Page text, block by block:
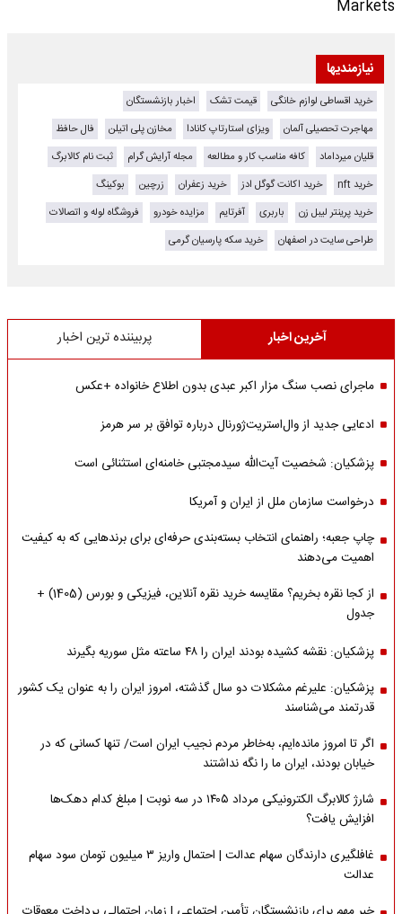
Markets
نیازمندیها
خرید اقساطی لوازم خانگی قیمت تشک
اخبار بازنشستگان
مهاجرت تحصیلی آلمان
ویزای استارتاپ کانادا مخازن پلی اتیلن
فال حافظ
قلیان میرداماد
کافه مناسب کار و مطالعه مجله آرایش گرام
ثبت نام کالابرگ
خرید nft
خرید اکانت گوگل ادز خرید زعفران زرچین
بوکینگ
خرید پرینتر لیبل زن
باربری آفرتایم مزایده خودرو
فروشگاه لوله و اتصالات
طراحی سایت در اصفهان
خرید سکه پارسیان گرمی
آخرین اخبار پربیننده ترین اخبار
ماجرای نصب سنگ مزار اکبر عبدی بدون اطلاع خانواده +عکس
ادعایی جدید از وال‌استریت‌ژورنال درباره توافق بر سر هرمز
پزشکیان: شخصیت آیت‌الله سیدمجتبی خامنه‌ای استثنائی است
درخواست سازمان ملل از ایران و آمریکا
چاپ جعبه؛ راهنمای انتخاب بسته‌بندی حرفه‌ای برای برندهایی که به کیفیت
اهمیت می‌دهند
از کجا نقره بخریم؟ مقایسه خرید نقره آنلاین، فیزیکی و بورس (1405) +
جدول
پزشکیان: نقشه کشیده بودند ایران را ۴۸ ساعته مثل سوریه بگیرند
پزشکیان: علیرغم مشکلات دو سال گذشته، امروز ایران را به عنوان یک کشور
قدرتمند می‌شناسند
اگر تا امروز مانده‌ایم، به‌خاطر مردم نجیب ایران است/ تنها کسانی که در
خیابان بودند، ایران ما را نگه نداشتند
شارژ کالابرگ الکترونیکی مرداد ۱۴۰۵ در سه نوبت | مبلغ کدام دهک‌ها
افزایش یافت؟
غافلگیری دارندگان سهام عدالت | احتمال واریز ۳ میلیون تومان سود سهام
عدالت